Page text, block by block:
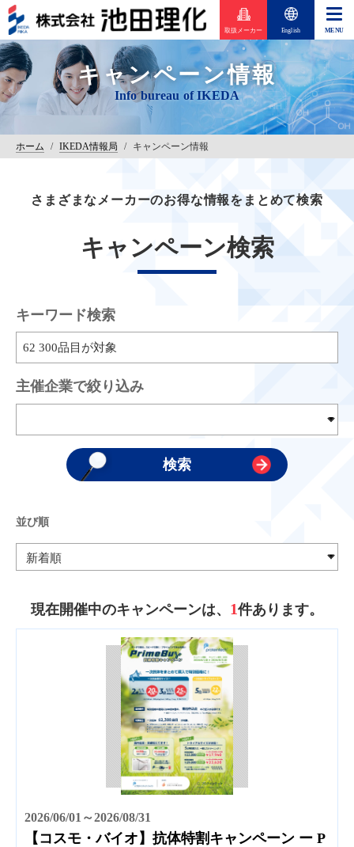
取扱メーカー English
キャンペーン情報
ホーム / IKEDA情報局 / キャンペーン情報
さまざまなメーカーのお得な情報をまとめて検索
キャンペーン検索
キーワード検索
主催企業で絞り込み
並び順
現在開催中のキャンペーンは、 1件あります。
2026/06/01～2026/08/31
【コスモ・バイオ】抗体特割キャンペーン ー P